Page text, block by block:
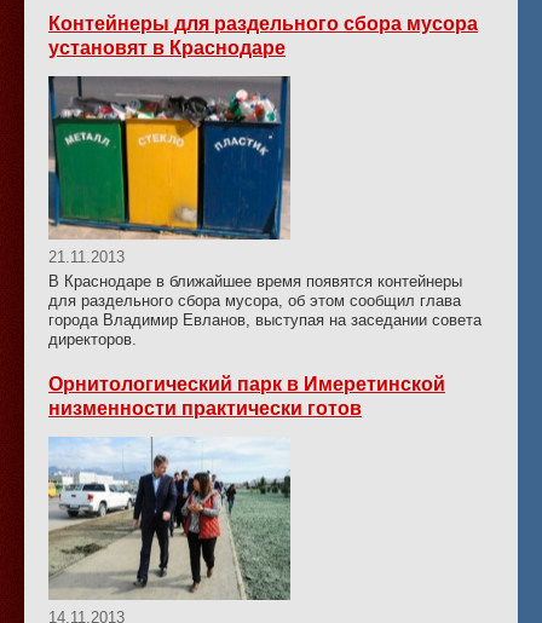
Контейнеры для раздельного сбора мусора
установят в Краснодаре
21.11.2013
В Краснодаре в ближайшее время появятся контейнеры
для раздельного сбора мусора, об этом сообщил глава
города Владимир Евланов, выступая на заседании совета
директоров.
Орнитологический парк в Имеретинской
низменности практически готов
14.11.2013